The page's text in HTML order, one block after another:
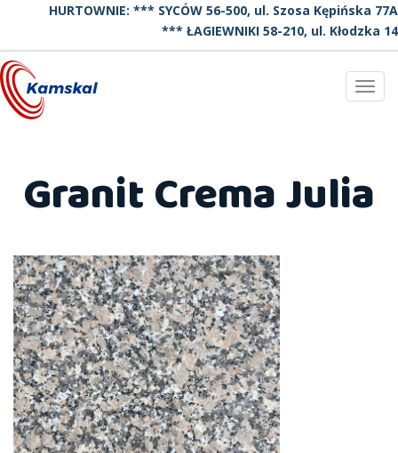
HURTOWNIE: *** SYCÓW 56-500, ul. Szosa Kępińska 77A
*** ŁAGIEWNIKI 58-210, ul. Kłodzka 14
Granit Crema Julia